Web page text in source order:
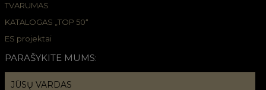
TVARUMAS
KATALOGAS „TOP 50“
ES projektai
PARAŠYKITE MUMS: